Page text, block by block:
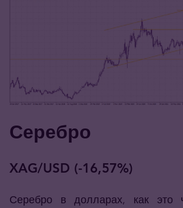
Серебро
XAG/USD (-16,57%)
Серебро в долларах, как это